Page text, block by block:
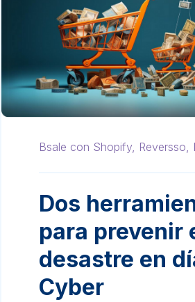
Bsale con Shopify, Reversso,
Dos
para prevenir
desastre en
Cyber